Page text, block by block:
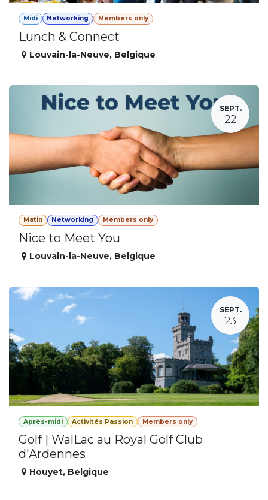
Midi Networking Members only
Lunch & Connect
Louvain-la-Neuve, Belgique
SEPT.
22
Matin Networking Members only
Nice to Meet You
Louvain-la-Neuve, Belgique
SEPT.
23
Après-midi Activités Passion Members only
Golf | WalLac au Royal Golf Club
d'Ardennes
Houyet, Belgique